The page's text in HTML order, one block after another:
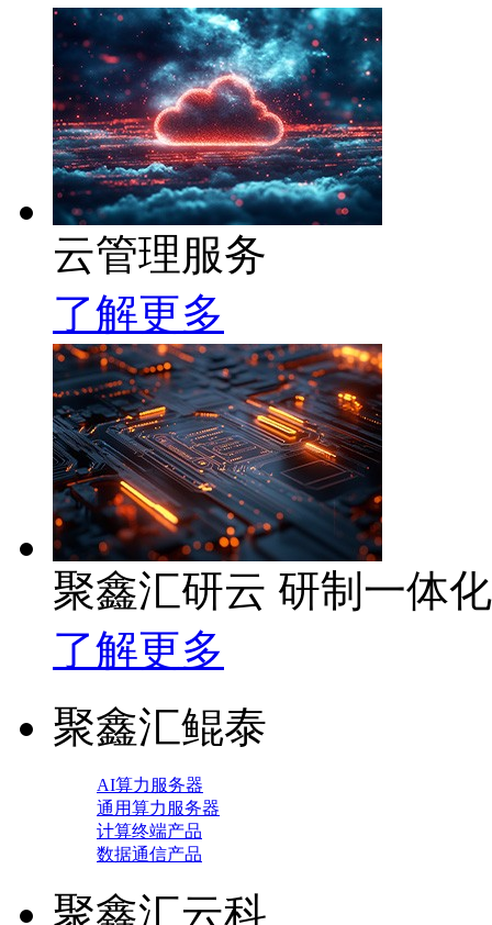
云管理服务
了解更多
聚鑫汇研云 研制一体
了解更多
聚鑫汇鲲泰
AI算力服务器
通用算力服务器
计算终端产品
数据通信产品
聚鑫汇云科